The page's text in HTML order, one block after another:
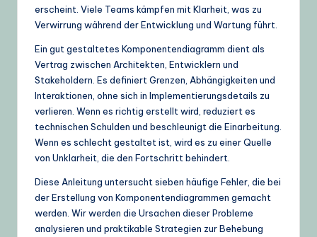
o
w
d
T
erscheint. Viele Teams kämpfen mit Klarheit, was zu
Verwirrung während der Entwicklung und Wartung führt.
Ein gut gestaltetes Komponentendiagramm dient als
Vertrag zwischen Architekten, Entwicklern und
Stakeholdern. Es definiert Grenzen, Abhängigkeiten und
Interaktionen, ohne sich in Implementierungsdetails zu
verlieren. Wenn es richtig erstellt wird, reduziert es
technischen Schulden und beschleunigt die Einarbeitung.
Wenn es schlecht gestaltet ist, wird es zu einer Quelle
von Unklarheit, die den Fortschritt behindert.
Diese Anleitung untersucht sieben häufige Fehler, die bei
der Erstellung von Komponentendiagrammen gemacht
werden. Wir werden die Ursachen dieser Probleme
analysieren und praktikable Strategien zur Behebung